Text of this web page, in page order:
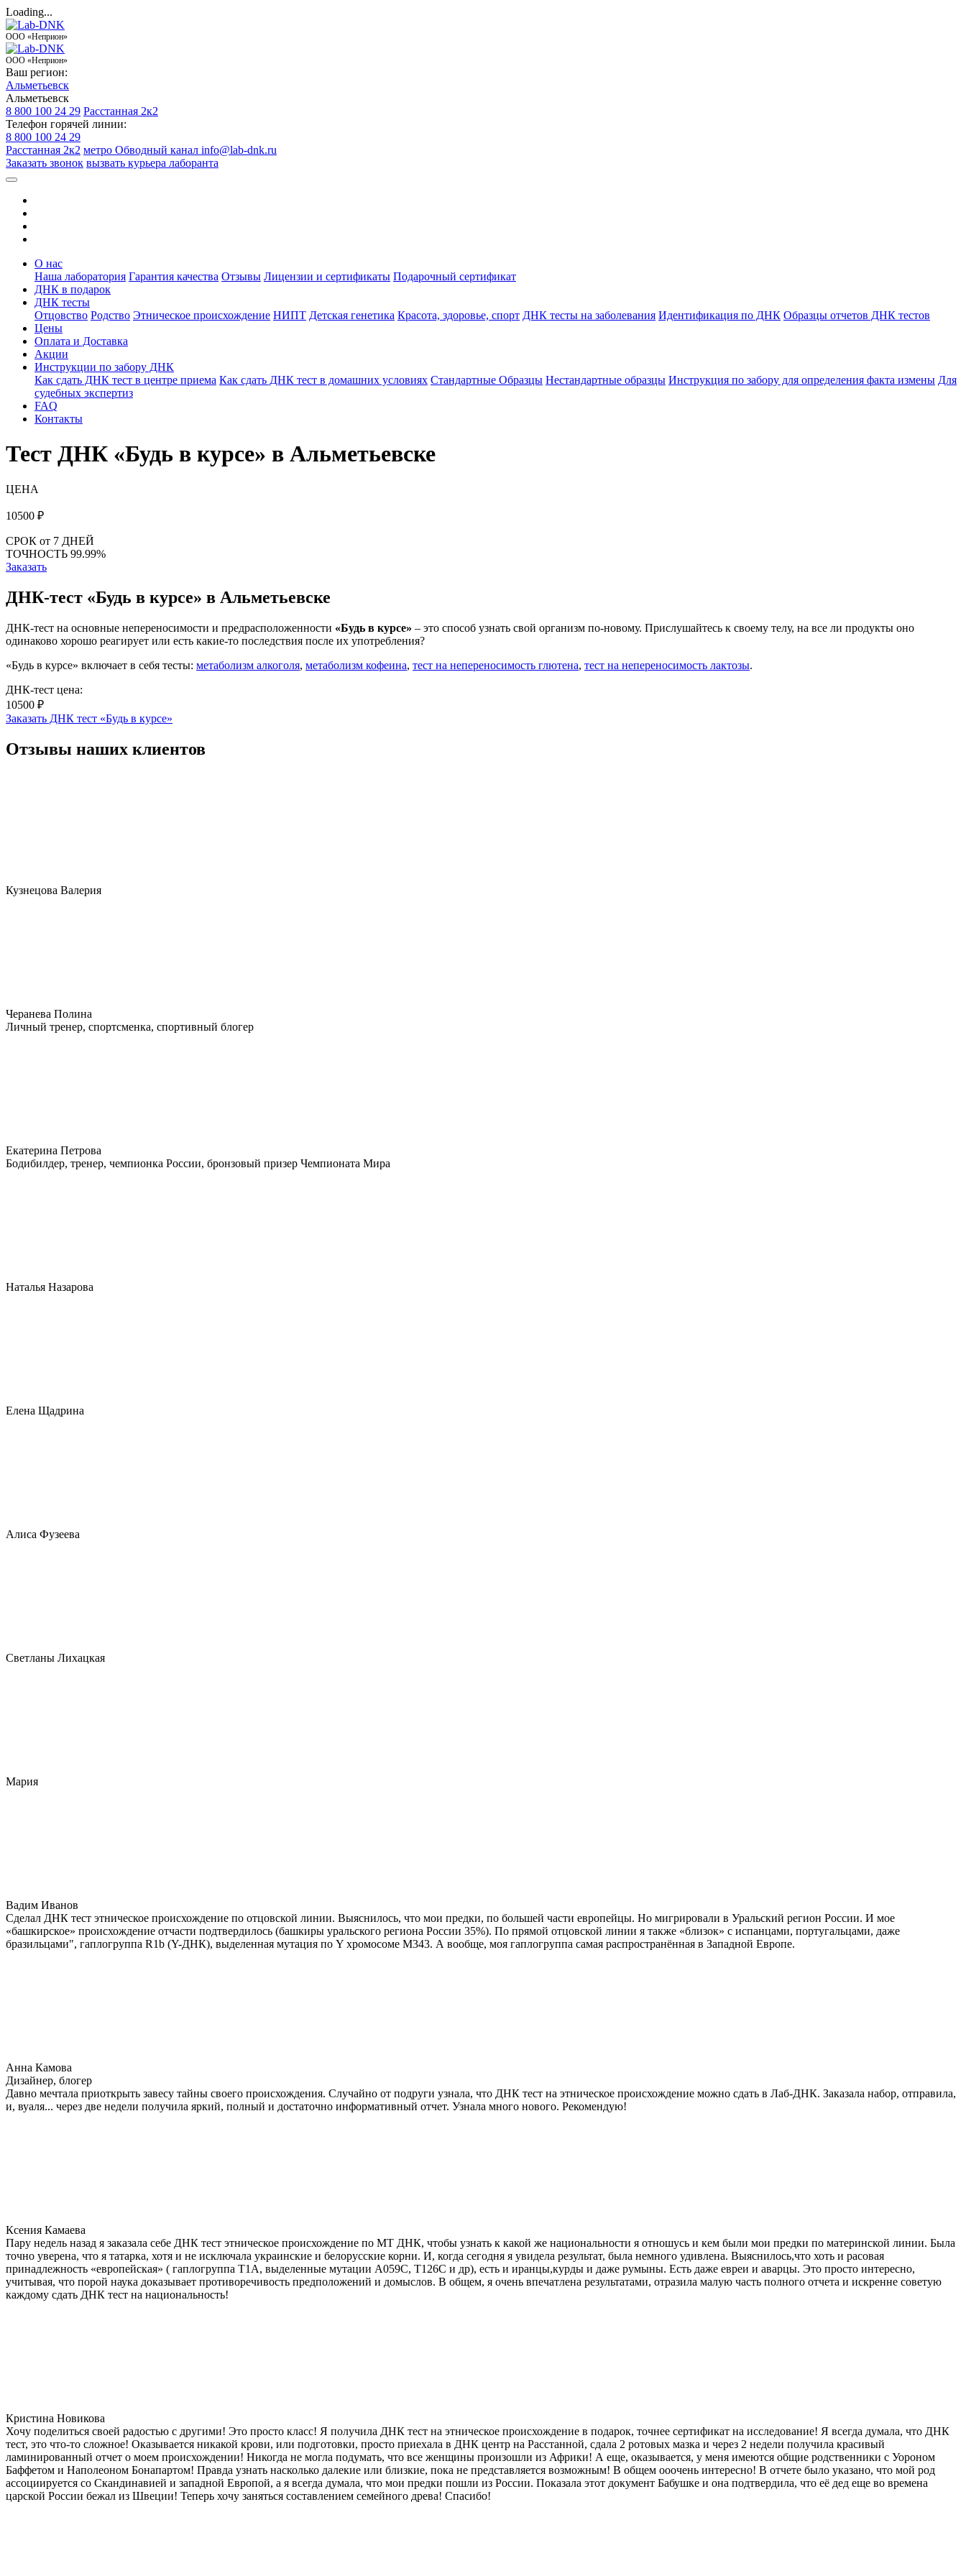
Loading...
ООО «Неприон»
ООО «Неприон»
Ваш регион:
Альметьевск
Альметьевск
8 800 100 24 29 Расстанная 2к2
Телефон горячей линии:
8 800 100 24 29
Расстанная 2к2 метро Обводный канал info@lab-dnk.ru
Заказать звонок вызвать курьера лаборанта
О нас
Наша лаборатория Гарантия качества Отзывы Лицензии и сертификаты Подарочный сертификат
ДНК в подарок
ДНК тесты
Отцовство Родство Этническое происхождение НИПТ Детская генетика Красота, здоровье, спорт ДНК тесты на заболевания Идентификация по ДНК Образцы отчетов ДНК тестов
Цены
Оплата и Доставка
Акции
Инструкции по забору ДНК
Как сдать ДНК тест в центре приема Как сдать ДНК тест в домашних условиях Стандартные Образцы Нестандартные образцы Инструкция по забору для определения факта измены Для
судебных экспертиз
FAQ
Контакты
Тест ДНК «Будь в курсе» в Альметьевске
ЦЕНА
10500 ₽
СРОК от 7 ДНЕЙ
ТОЧНОСТЬ 99.99%
Заказать
ДНК-тест «Будь в курсе» в Альметьевске
ДНК-тест на основные непереносимости и предрасположенности «Будь в курсе» – это способ узнать свой организм по-новому. Прислушайтесь к своему телу, на все ли продукты оно
одинаково хорошо реагирует или есть какие-то последствия после их употребления?
«Будь в курсе» включает в себя тесты: метаболизм алкоголя, метаболизм кофеина, тест на непереносимость глютена, тест на непереносимость лактозы.
ДНК-тест цена:
10500 ₽
Заказать ДНК тест «Будь в курсе»
Отзывы наших клиентов
Кузнецова Валерия
Черанева Полина
Личный тренер, спортсменка, спортивный блогер
Екатерина Петрова
Бодибилдер, тренер, чемпионка России, бронзовый призер Чемпионата Мира
Наталья Назарова
Елена Щадрина
Алиса Фузеева
Светланы Лихацкая
Мария
Вадим Иванов
Сделал ДНК тест этническое происхождение по отцовской линии. Выяснилось, что мои предки, по большей части европейцы. Но мигрировали в Уральский регион России. И мое
«башкирское» происхождение отчасти подтвердилось (башкиры уральского региона России 35%). По прямой отцовской линии я также «близок» с испанцами, португальцами, даже
бразильцами", гаплогруппа R1b (Y-ДНК), выделенная мутация по Y хромосоме М343. А вообще, моя гаплогруппа самая распространённая в Западной Европе.
Анна Камова
Дизайнер, блогер
Давно мечтала приоткрыть завесу тайны своего происхождения. Случайно от подруги узнала, что ДНК тест на этническое происхождение можно сдать в Лаб-ДНК. Заказала набор, отправила,
и, вуаля... через две недели получила яркий, полный и достаточно информативный отчет. Узнала много нового. Рекомендую!
Ксения Камаева
Пару недель назад я заказала себе ДНК тест этническое происхождение по МТ ДНК, чтобы узнать к какой же национальности я отношусь и кем были мои предки по материнской линии. Была
точно уверена, что я татарка, хотя и не исключала украинские и белорусские корни. И, когда сегодня я увидела результат, была немного удивлена. Выяснилось,что хоть и расовая
принадлежность «европейская» ( гаплогруппа T1A, выделенные мутации A059C, T126C и др), есть и иранцы,курды и даже румыны. Есть даже евреи и аварцы. Это просто интересно,
учитывая, что порой наука доказывает противоречивость предположений и домыслов. В общем, я очень впечатлена результатами, отразила малую часть полного отчета и искренне советую
каждому сдать ДНК тест на национальность!
Кристина Новикова
Хочу поделиться своей радостью с другими! Это просто класс! Я получила ДНК тест на этническое происхождение в подарок, точнее сертификат на исследование! Я всегда думала, что ДНК
тест, это что-то сложное! Оказывается никакой крови, или подготовки, просто приехала в ДНК центр на Расстанной, сдала 2 ротовых мазка и через 2 недели получила красивый
ламинированный отчет о моем происхождении! Никогда не могла подумать, что все женщины произошли из Африки! А еще, оказывается, у меня имеются общие родственники с Уороном
Баффетом и Наполеоном Бонапартом! Правда узнать насколько далекие или близкие, пока не представляется возможным! В общем ооочень интересно! В отчете было указано, что мой род
ассоциируется со Скандинавией и западной Европой, а я всегда думала, что мои предки пошли из России. Показала этот документ Бабушке и она подтвердила, что её дед еще во времена
царской России бежал из Швеции! Теперь хочу заняться составлением семейного древа! Спасибо!